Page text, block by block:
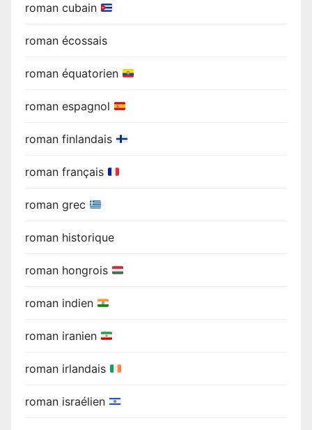
roman cubain
roman écossais
roman équatorien
roman espagnol
roman finlandais
roman français
roman grec
roman historique
roman hongrois
roman indien
roman iranien
roman irlandais
roman israélien